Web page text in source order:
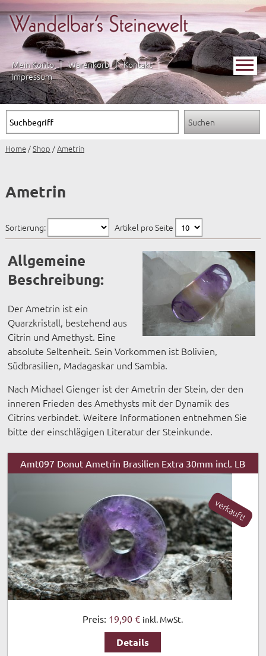
Mein Konto | Warenkorb | Kontakt |
Impressum
Home/Shop /Ametrin
Ametrin
Sortierung: Artikel pro Seite
Allgemeine
Beschreibung:
Der Ametrin ist ein
Quarzkristall, bestehend aus
Citrin und Amethyst. Eine
absolute Seltenheit. Sein Vorkommen ist Bolivien,
Südbrasilien, Madagaskar und Sambia.
Nach Michael Gienger ist der Ametrin der Stein, der den
inneren Frieden des Amethysts mit der Dynamik des
Citrins verbindet. Weitere Informationen entnehmen Sie
bitte der einschlägigen Literatur der Steinkunde.
Amt097 Donut Ametrin Brasilien Extra 30mm incl. LB
Preis: 19,90 € inkl. MwSt.
Details
verkauft!